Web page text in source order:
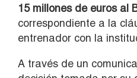
15 millones de euros al
correspondiente a la
entrenador con la
A través de un